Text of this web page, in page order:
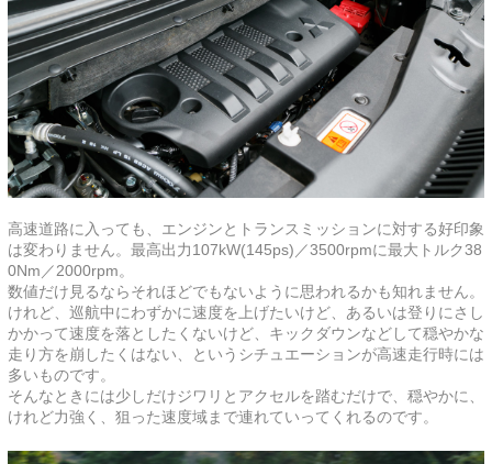
高速道路に入っても、エンジンとトランスミッションに対する好印象
は変わりません。最高出力107kW(145ps)／3500rpmに最大トルク38
0Nm／2000rpm。
数値だけ見るならそれほどでもないように思われるかも知れません。
けれど、巡航中にわずかに速度を上げたいけど、あるいは登りにさし
かかって速度を落としたくないけど、キックダウンなどして穏やかな
走り方を崩したくはない、というシチュエーションが高速走行時には
多いものです。
そんなときには少しだけジワリとアクセルを踏むだけで、穏やかに、
けれど力強く、狙った速度域まで連れていってくれるのです。